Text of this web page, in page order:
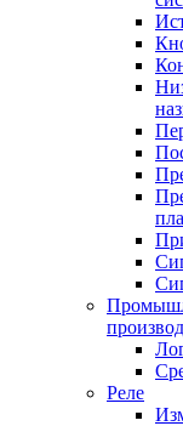
Реле